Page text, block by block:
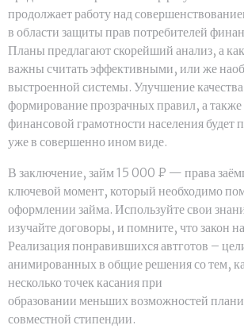
продолжает работу над
в области защиты прав потребителей
Планы предлагают скорейший анализ, а
важны считать эффективными, или же
выстроенной системы. Улучшение
формирование прозрачных правил, а
финансовой грамотности населения будет
уже в совершенно ином виде.
В заключение, займ 15 000 ₽ — права
ключевой момент, который необходимо
оформлении займа. Используйте свои
изучайте договоры, и помните, что закон
Реализация понравившихся автготов –
анимированных в общие решения со тем,
несколько точек касания при
образовании меньших возможностей
совместной стипендии.